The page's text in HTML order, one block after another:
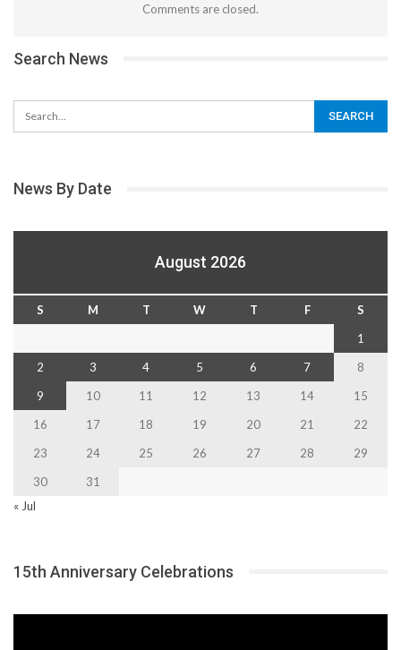
Comments are closed.
Search News
News By Date
August 2026
S M T W T F
S
1
2
3 4 5 6 7
8
9
10 11 12 13 14
15
16
17 18 19 20 21
22
23
24 25 26 27 28
29
30
31
« Jul
15th Anniversary Celebrations